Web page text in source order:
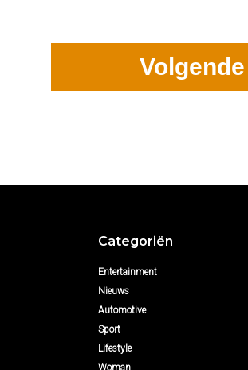
Categoriën
Entertainment
Nieuws
Automotive
Sport
Lifestyle